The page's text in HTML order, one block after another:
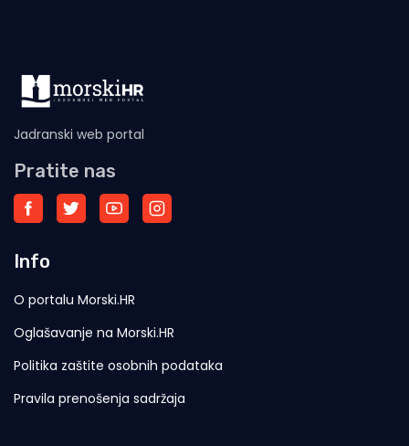
Jadranski web portal
Pratite nas
Info
O portalu Morski.HR
Oglašavanje na Morski.HR
Politika zaštite osobnih podataka
Pravila prenošenja sadržaja